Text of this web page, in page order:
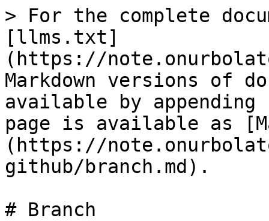
> For the complete
[llms.txt]
(https://
Markdown versions of
available by
page is available as
(https://
github/branch.md).
# Branch